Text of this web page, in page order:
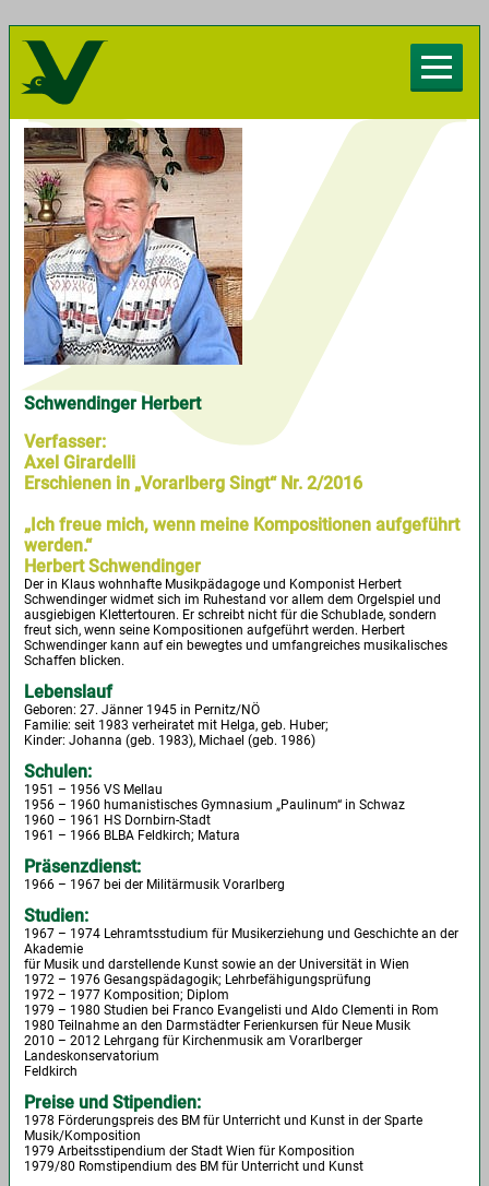
Herzlich willkommen beim Chorverband
Vorarlberg
Schwendinger Herbert
Verfasser:
Axel Girardelli
Erschienen in „Vorarlberg Singt“ Nr. 2/2016
„Ich freue mich, wenn meine Kompositionen aufgeführt
werden.“
Herbert Schwendinger
Der in Klaus wohnhafte Musikpädagoge und Komponist Herbert
Schwendinger widmet sich im Ruhestand vor allem dem Orgelspiel und
ausgiebigen Klettertouren. Er schreibt nicht für die Schublade, sondern
freut sich, wenn seine Kompositionen aufgeführt werden. Herbert
Schwendinger kann auf ein bewegtes und umfangreiches musikalisches
Schaffen blicken.
Lebenslauf
Geboren: 27. Jänner 1945 in Pernitz/NÖ
Familie: seit 1983 verheiratet mit Helga, geb. Huber;
Kinder: Johanna (geb. 1983), Michael (geb. 1986)
Schulen:
1951 – 1956 VS Mellau
1956 – 1960 humanistisches Gymnasium „Paulinum“ in Schwaz
1960 – 1961 HS Dornbirn-Stadt
1961 – 1966 BLBA Feldkirch; Matura
Präsenzdienst:
1966 – 1967 bei der Militärmusik Vorarlberg
Studien:
1967 – 1974 Lehramtsstudium für Musikerziehung und Geschichte an der
Akademie
für Musik und darstellende Kunst sowie an der Universität in Wien
1972 – 1976 Gesangspädagogik; Lehrbefähigungsprüfung
1972 – 1977 Komposition; Diplom
1979 – 1980 Studien bei Franco Evangelisti und Aldo Clementi in Rom
1980 Teilnahme an den Darmstädter Ferienkursen für Neue Musik
2010 – 2012 Lehrgang für Kirchenmusik am Vorarlberger
Landeskonservatorium
Feldkirch
Preise und Stipendien:
1978 Förderungspreis des BM für Unterricht und Kunst in der Sparte
Musik/Komposition
1979 Arbeitsstipendium der Stadt Wien für Komposition
1979/80 Romstipendium des BM für Unterricht und Kunst